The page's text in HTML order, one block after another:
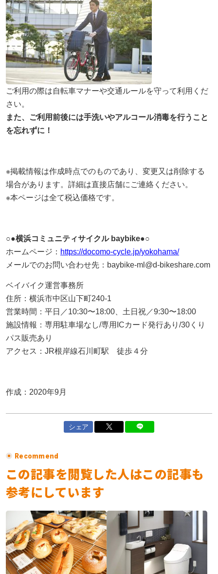
ご利用の際は自転車マナーや交通ルールを守って利用くだ
さい。
また、ご利用前後には手洗いやアルコール消毒を行うこと
を忘れずに！
※掲載情報は作成時点でのものであり、変更又は削除する
場合があります。詳細は直接店舗にご連絡ください。
※本ページは全て税込価格です。
○●横浜コミュニティサイクル baybike●○
ホームページ： https://docomo-cycle.jp/yokohama/
メールでのお問い合わせ先：baybike-ml@d-bikeshare.com
ベイバイク運営事務所
住所：横浜市中区山下町240-1
営業時間：平日／10:30〜18:00、土日祝／9:30〜18:00
施設情報：専用駐車場なし/専用ICカード発行あり/30くり
パス販売あり
アクセス：JR根岸線石川町駅 徒歩４分
作成：2020年9月
シェア
Recommend
この記事を閲覧した人はこの記事も
参考にしています